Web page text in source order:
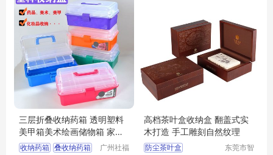
三层折叠收纳药箱 透明塑料
美甲箱美术绘画储物箱 家用
药品收纳箱
收纳药箱 叠收纳药箱
广州社福
高档茶叶盒收纳盒 翻盖式实
木打造 手工雕刻自然纹理
防尘茶叶盒
东莞市智